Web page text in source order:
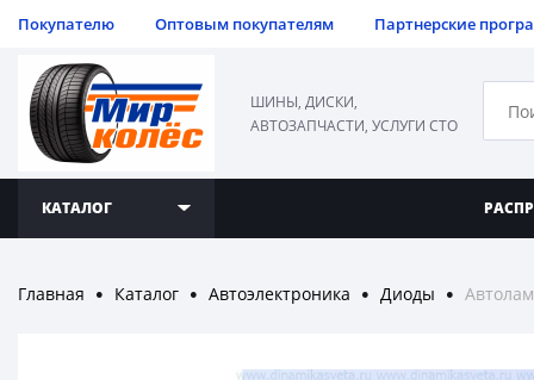
Покупателю Оптовым покупателям Партнерские
ШИНЫ, ДИСКИ,
АВТОЗАПЧАСТИ, УСЛУГИ СТО
КАТАЛОГ
Главная ● Каталог ● Автоэлектроника ● Диоды ●